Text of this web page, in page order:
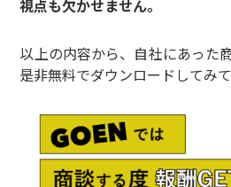
視点も欠かせません。
以上の内容から、自社にあった
是非無料でダウンロードしてみ